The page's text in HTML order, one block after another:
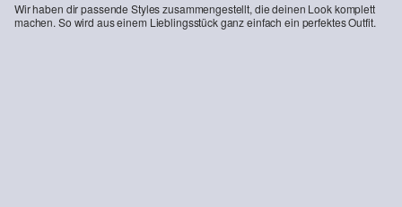
Wir haben dir passende Styles zusammengestellt, die deinen Look komplett
machen. So wird aus einem Lieblingsstück ganz einfach ein perfektes Outfit.